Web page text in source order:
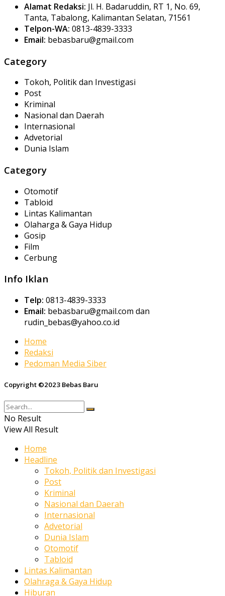
Alamat Redaksi: Jl. H. Badaruddin, RT 1, No. 69,
Tanta, Tabalong, Kalimantan Selatan, 71561
Telpon-WA: 0813-4839-3333
Email: bebasbaru@gmail.com
Category
Tokoh, Politik dan Investigasi
Post
Kriminal
Nasional dan Daerah
Internasional
Advetorial
Dunia Islam
Category
Otomotif
Tabloid
Lintas Kalimantan
Olaharga & Gaya Hidup
Gosip
Film
Cerbung
Info Iklan
Telp: 0813-4839-3333
Email: bebasbaru@gmail.com dan
rudin_bebas@yahoo.co.id
Home
Redaksi
Pedoman Media Siber
Copyright ©2023 Bebas Baru
No Result
View All Result
Home
Headline
Tokoh, Politik dan Investigasi
Post
Kriminal
Nasional dan Daerah
Internasional
Advetorial
Dunia Islam
Otomotif
Tabloid
Lintas Kalimantan
Olahraga & Gaya Hidup
Hiburan